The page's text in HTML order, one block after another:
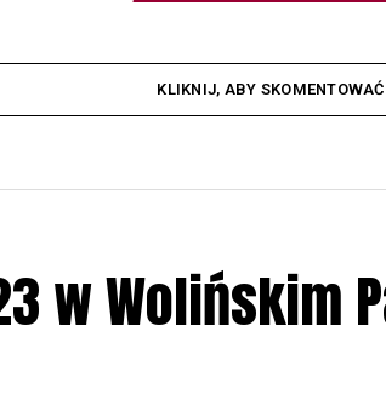
KLIKNIJ, ABY SKOMENTOWAĆ
w Wolińskim